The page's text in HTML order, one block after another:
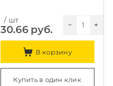
/ шт
30.66 руб. +
−
В корзину
Купить в один клик